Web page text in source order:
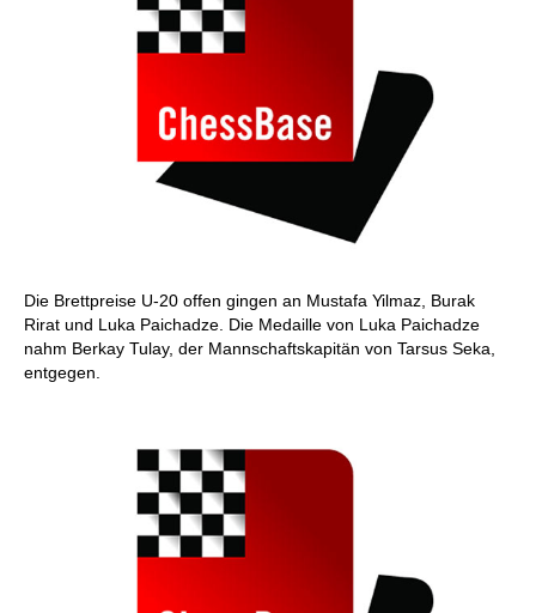
Die Brettpreise U-20 offen gingen an Mustafa Yilmaz, Burak
Rirat und Luka Paichadze. Die Medaille von Luka Paichadze
nahm Berkay Tulay, der Mannschaftskapitän von Tarsus Seka,
entgegen.